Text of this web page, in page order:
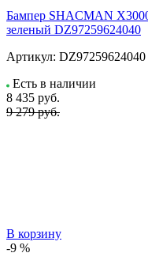
Бампер SHACMAN X3000
зеленый DZ97259624040
Артикул: DZ97259624040
Есть в наличии
8 435 руб.
9 279 руб.
В корзину
-9 %